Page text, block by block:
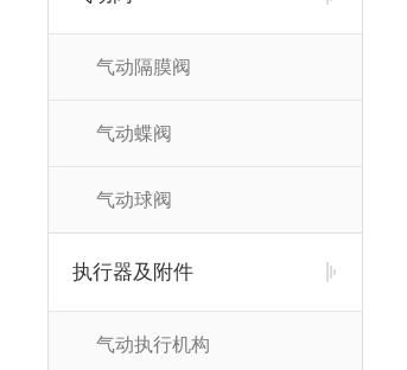
气动隔膜阀
气动蝶阀
气动球阀
执行器及附件
气动执行机构